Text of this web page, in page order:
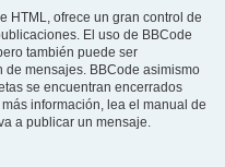
HTML, ofrece un gran control de
El uso de BBCode
también puede ser
mensajes. BBCode asimismo
se encuentran encerrados
información, lea el manual de
a publicar un mensaje.